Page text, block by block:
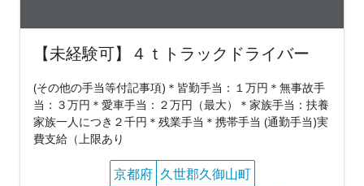
【未経験可】４ｔトラックドライバー
(その他の手当等付記事項)＊皆勤手当：１万円＊無事故手
当：３万円＊愛車手当：２万円（最大）＊家族手当：扶養
家族一人につき２千円＊残業手当＊携帯手当 (通勤手当)実
費支給（上限あり
京都府 久世郡久御山町